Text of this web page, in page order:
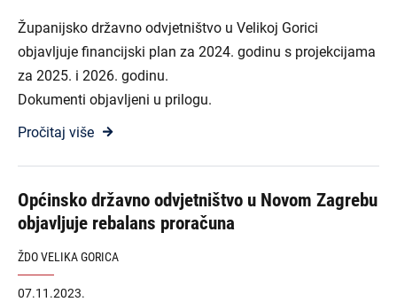
Županijsko državno odvjetništvo u Velikoj Gorici
objavljuje financijski plan za 2024. godinu s projekcijama
za 2025. i 2026. godinu.
Dokumenti objavljeni u prilogu.
Pročitaj više
Općinsko državno odvjetništvo u Novom Zagrebu
objavljuje rebalans proračuna
ŽDO VELIKA GORICA
07.11.2023.